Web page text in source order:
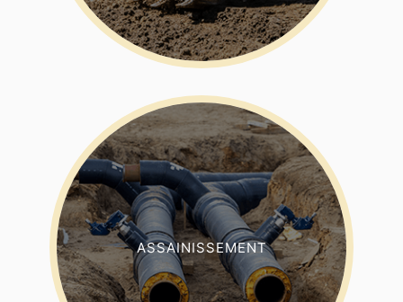
ASSAINISSEMENT